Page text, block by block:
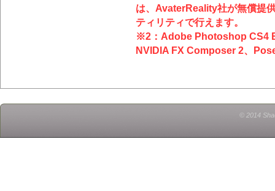
は、AvaterReality社が無償提
ティリティで行えます。
※2：Adobe Photoshop CS4
NVIDIA FX Composer 2、
© 2014